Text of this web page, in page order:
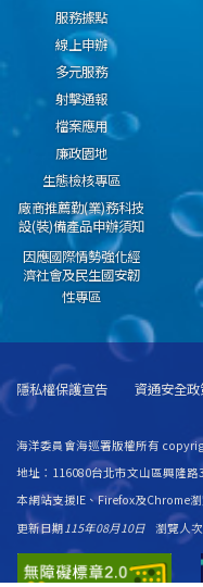
服務據點
線上申辦
多元服務
射擊通報
檔案應用
廉政園地
生態檢核專區
廠商推薦勤(業)務科技
設(裝)備產品申辦須知
因應國際情勢強化經
濟社會及民生國安韌
性專區
隱私權保護宣告 資通安全政
海洋委員會海巡署版權所有
地址：116080台北市文山區興隆
本網站支援IE、Firefox及Chrome
更新日期115年08月10日 瀏覽人次